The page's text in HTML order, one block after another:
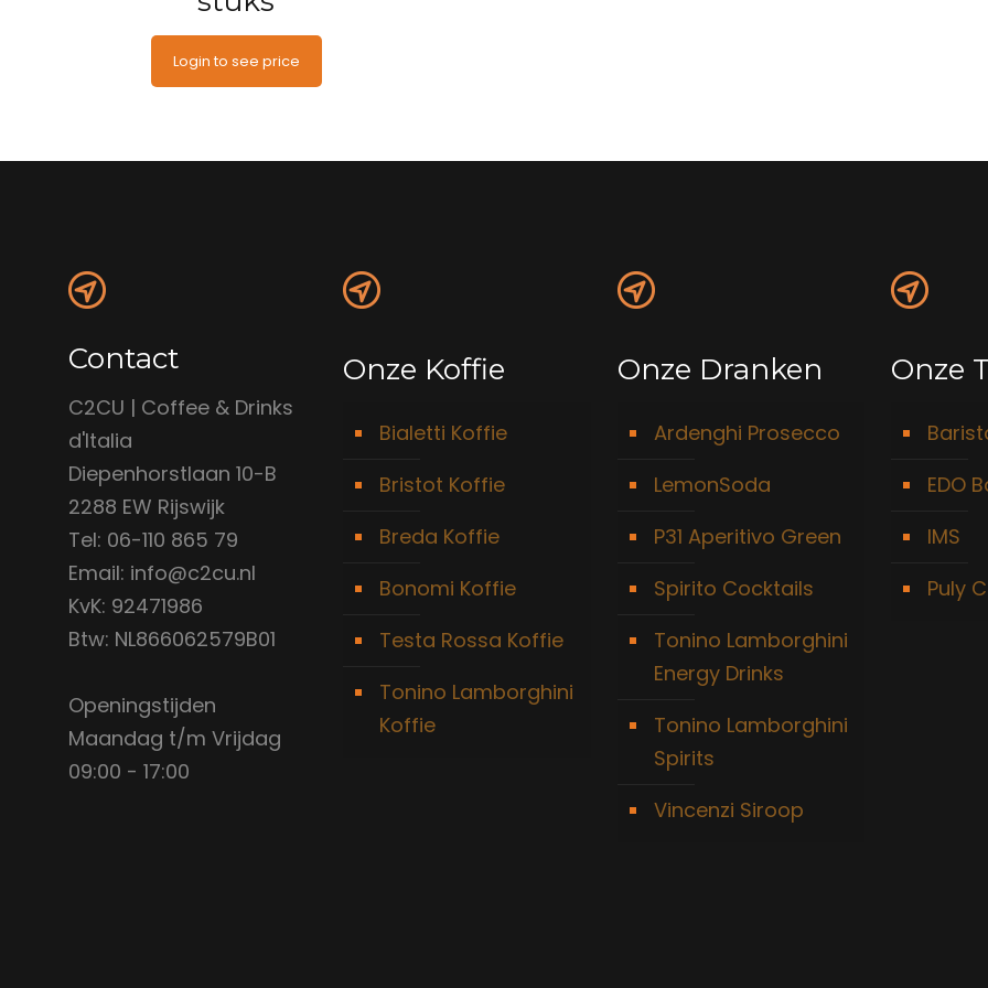
Login to see price
Contact
C2CU | Coffee & Drinks
d'Italia
Diepenhorstlaan 10-B
2288 EW Rijswijk
Tel: 06-110 865 79
Email: info@c2cu.nl
KvK: 92471986
Btw: NL866062579B01
Openingstijden
Maandag t/m Vrijdag
09:00 - 17:00
Onze Koffie
Bialetti Koffie
Bristot Koffie
Breda Koffie
Bonomi Koffie
Testa Rossa Koffie
Tonino Lamborghini
Koffie
Onze Dranken
Ardenghi Prosecco
LemonSoda
P31 Aperitivo Green
Spirito Cocktails
Tonino Lamborghini
Energy Drinks
Tonino Lamborghini
Spirits
Vincenzi Siroop
Onze
EDO
IMS
Puly